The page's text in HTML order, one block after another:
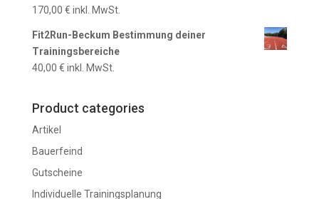
170,00 € inkl. MwSt.
Fit2Run-Beckum Bestimmung deiner
Trainingsbereiche
40,00 € inkl. MwSt.
Product categories
Artikel
Bauerfeind
Gutscheine
Individuelle Trainingsplanung